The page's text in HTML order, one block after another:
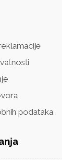
podataka